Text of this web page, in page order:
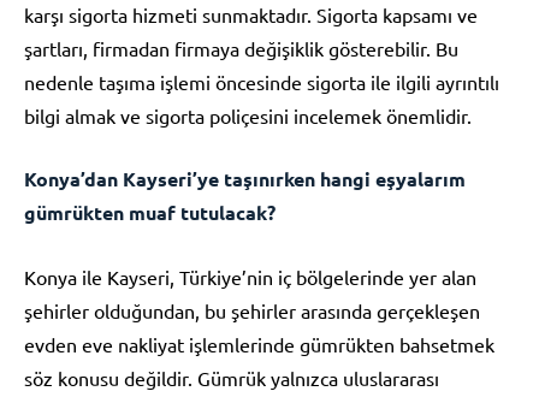
karşı sigorta hizmeti sunmaktadır. Sigorta kapsamı ve
şartları, firmadan firmaya değişiklik gösterebilir. Bu
nedenle taşıma işlemi öncesinde sigorta ile ilgili ayrıntılı
bilgi almak ve sigorta poliçesini incelemek önemlidir.
Konya’dan Kayseri’ye taşınırken hangi eşyalarım
gümrükten muaf tutulacak?
Konya ile Kayseri, Türkiye’nin iç bölgelerinde yer alan
şehirler olduğundan, bu şehirler arasında gerçekleşen
evden eve nakliyat işlemlerinde gümrükten bahsetmek
söz konusu değildir. Gümrük yalnızca uluslararası